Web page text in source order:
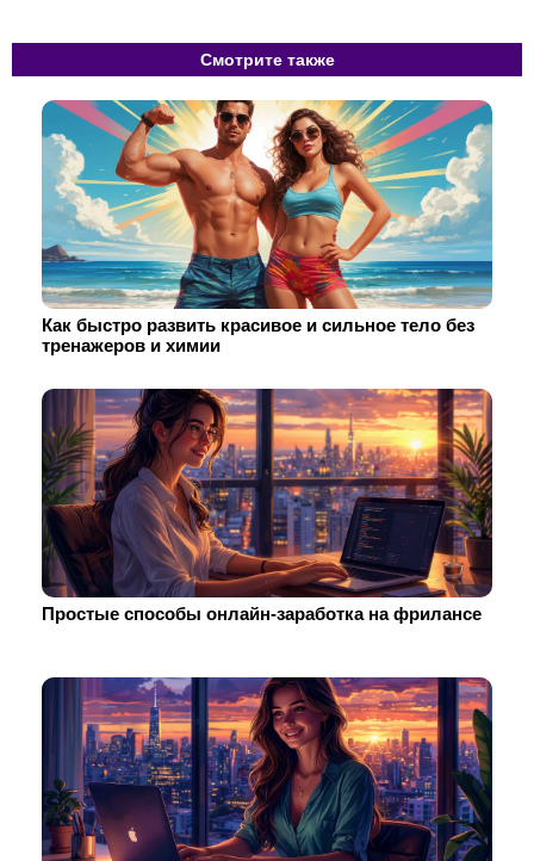
Смотрите также
Как быстро развить красивое и сильное тело без
тренажеров и химии
Простые способы онлайн-заработка на фрилансе